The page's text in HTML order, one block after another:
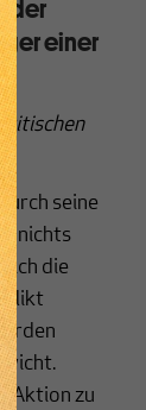
einer
seine
nichts
die
Aktion zu